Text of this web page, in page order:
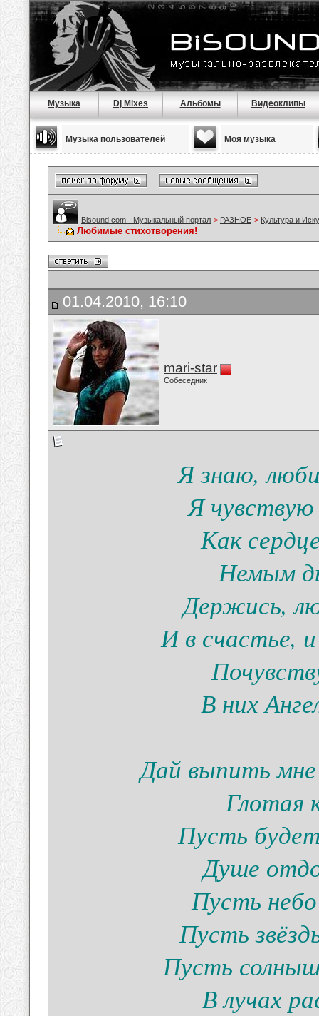
Музыка Dj Mixes Альбомы Видеоклипы
Музыка пользователей Моя музыка
Bisound.com - Музыкальный портал > РАЗНОЕ > Культура и
Любимые стихотворения!
01.04.2010, 16:10
mari-star
Собеседник
Я знаю,
Я
Как
Немым
Держись,
И в счастье,
В них
Дай выпить
Глотая
Пусть
Душе
Пусть
Пусть
Пусть
В лучах